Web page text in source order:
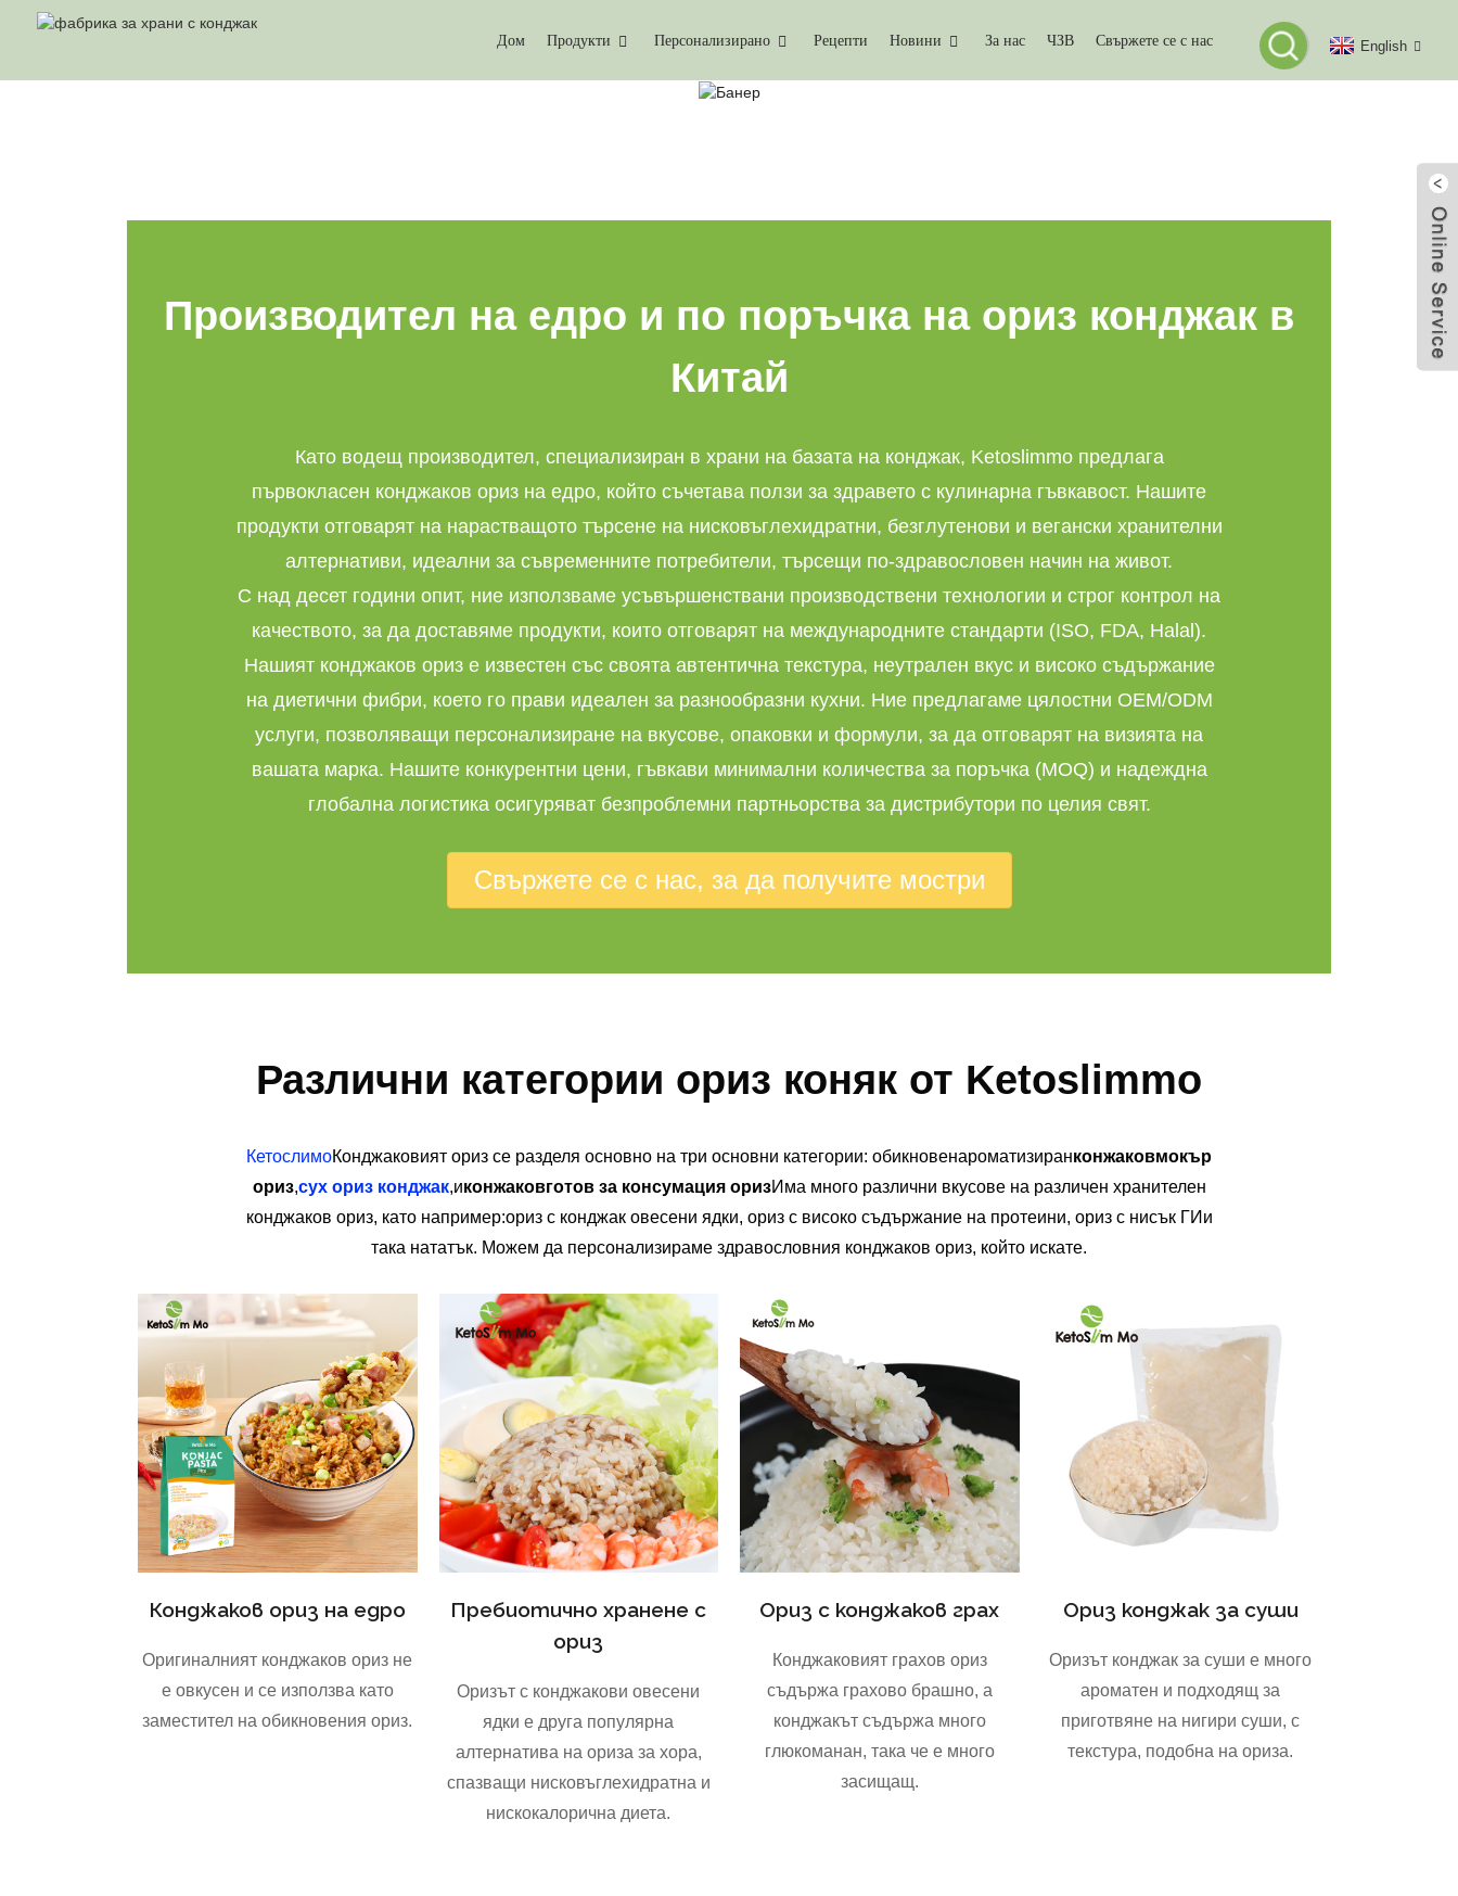
Дом Продукти Персонализирано Рецепти Новини За нас ЧЗВ Свържете се с нас English
Производител на едро и по поръчка на ориз конджак в
Китай
Като водещ производител, специализиран в храни на базата на конджак, Ketoslimmo предлага
първокласен конджаков ориз на едро, който съчетава ползи за здравето с кулинарна гъвкавост. Нашите
продукти отговарят на нарастващото търсене на нисковъглехидратни, безглутенови и вегански хранителни
алтернативи, идеални за съвременните потребители, търсещи по-здравословен начин на живот.
С над десет години опит, ние използваме усъвършенствани производствени технологии и строг контрол на
качеството, за да доставяме продукти, които отговарят на международните стандарти (ISO, FDA, Halal).
Нашият конджаков ориз е известен със своята автентична текстура, неутрален вкус и високо съдържание
на диетични фибри, което го прави идеален за разнообразни кухни. Ние предлагаме цялостни OEM/ODM
услуги, позволяващи персонализиране на вкусове, опаковки и формули, за да отговарят на визията на
вашата марка. Нашите конкурентни цени, гъвкави минимални количества за поръчка (MOQ) и надеждна
глобална логистика осигуряват безпроблемни партньорства за дистрибутори по целия свят.
Свържете се с нас, за да получите мостри
Различни категории ориз коняк от Ketoslimmo
КетослимоКонджаковият ориз се разделя основно на три основни категории: обикновенароматизиранконжаковмокър
ориз,сух ориз конджак,иконжаковготов за консумация оризИма много различни вкусове на различен хранителен
конджаков ориз, като например:ориз с конджак овесени ядки, ориз с високо съдържание на протеини, ориз с нисък ГИ и
така нататък. Можем да персонализираме здравословния конджаков ориз, който искате.
Конджаков ориз на едро
Оригиналният конджаков ориз не
е овкусен и се използва като
заместител на обикновения ориз.
Пребиотично хранене с
ориз
Оризът с конджакови овесени
ядки е друга популярна
алтернатива на ориза за хора,
спазващи нисковъглехидратна и
нискокалорична диета.
Ориз с конджаков грах
Конджаковият грахов ориз
съдържа грахово брашно, а
конджакът съдържа много
глюкоманан, така че е много
засищащ.
Ориз конджак за суши
Оризът конджак за суши е много
ароматен и подходящ за
приготвяне на нигири суши, с
текстура, подобна на ориза.